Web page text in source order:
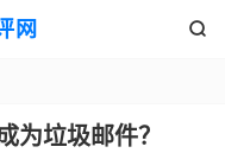
网 
为垃圾邮件？